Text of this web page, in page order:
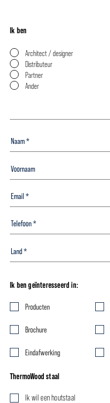
Ik ben
Architect / designer
Distributeur
Partner
Ander
Ik ben geïnteresseerd in:
Producten
Brochure
Eindafwerking
ThermoWood staal
Ik wil een houtstaal